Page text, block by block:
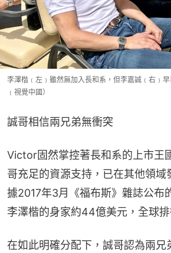
李澤楷﹙左﹚雖然無加入長和系，但李嘉誠﹙右﹚
﹙視覺中國）
誠哥相信兩兄弟無衝突
Victor固然掌控著長和系的上市王
哥充足的資源支持，已在其他領域
據2017年3月《福布斯》雜誌公布
李澤楷的身家約44億美元，全球
在如此明確分配下，誠哥認為兩兄